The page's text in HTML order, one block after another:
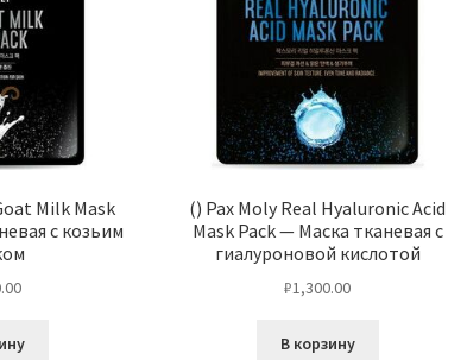
Milk Mask
с козьим
() Pax Moly Real Hyaluronic Acid
Mask Pack — Маска тканевая с
гиалуроновой кислотой
₽1,300.00
В корзину